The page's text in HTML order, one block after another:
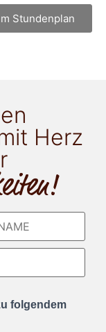
Stundenplan
Herz
folgendem